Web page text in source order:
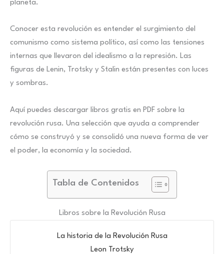
planeta.
Conocer esta revolución es entender el surgimiento del
comunismo como sistema político, así como las tensiones
internas que llevaron del idealismo a la represión. Las
figuras de Lenin, Trotsky y Stalin están presentes con luces
y sombras.
Aquí puedes descargar libros gratis en PDF sobre la
revolución rusa. Una selección que ayuda a comprender
cómo se construyó y se consolidó una nueva forma de ver
el poder, la economía y la sociedad.
Tabla de Contenidos
Libros sobre la Revolución Rusa
La historia de la Revolución Rusa
Leon Trotsky